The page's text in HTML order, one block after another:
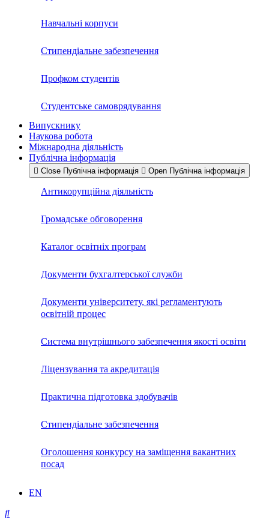
Навчальні корпуси
Стипендіальне забезпечення
Профком студентів
Студентське самоврядування
Випускнику
Наукова робота
Міжнародна діяльність
Публічна інформація
Close Публічна інформація Open Публічна інформація
Антикорупційна діяльність
Громадське обговорення
Каталог освітніх програм
Документи бухгалтерської служби
Документи університету, які регламентують
освітній процес
Система внутрішнього забезпечення якості освіти
Ліцензування та акредитація
Практична підготовка здобувачів
Стипендіальне забезпечення
Оголошення конкурсу на заміщення вакантних
посад
EN